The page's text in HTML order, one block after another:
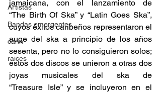
Artistas
Bandas emergentes
cann
raices
jamaicana, con el lanzamiento de
“The Birth Of Ska” y “Latin Goes Ska”,
cuyos éxitos caribeños representaron el
auge del ska a principio de los años
sesenta, pero no lo consiguieron solos;
estos dos discos se unieron a otras dos
joyas musicales del ska de
“Treasure Isle” y se incluyeron en el